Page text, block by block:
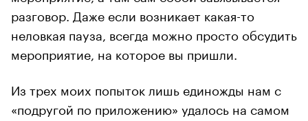
разговор. Даже если возникает какая-то
неловкая пауза, всегда можно просто обсудить
мероприятие, на которое вы пришли.
Из трех моих попыток лишь единожды нам с
«подругой по приложению» удалось на самом